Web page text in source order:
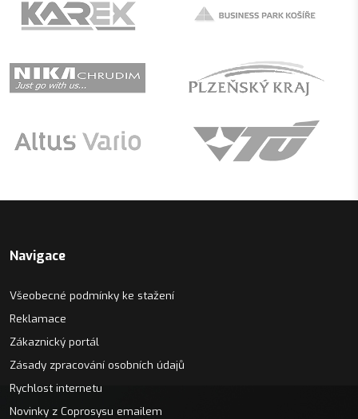
Navigace
Všeobecné podmínky ke stažení
Reklamace
Zákaznický portál
Zásady zpracování osobních údajů
Rychlost internetu
Novinky z Coprosysu emailem